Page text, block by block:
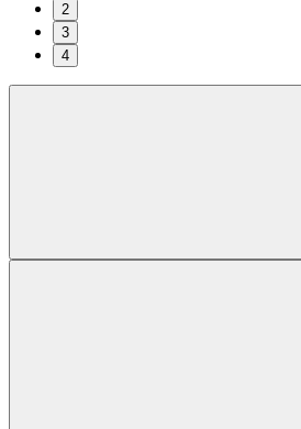
2
3
4